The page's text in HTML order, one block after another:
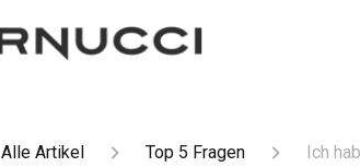
Alle Artikel Top 5 Fragen Ich